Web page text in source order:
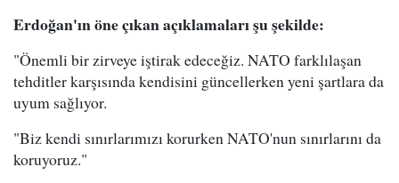
Erdoğan'ın öne çıkan açıklamaları şu şekilde:
"Önemli bir zirveye iştirak edeceğiz. NATO farklılaşan
tehditler karşısında kendisini güncellerken yeni şartlara da
uyum sağlıyor.
"Biz kendi sınırlarımızı korurken NATO'nun sınırlarını da
koruyoruz."